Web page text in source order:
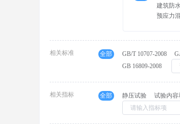
建筑防
预应力
相关标准 全部 GB/T 10707-2008
GB 16809-2008
相关指标 全部 静压试验 试验内容